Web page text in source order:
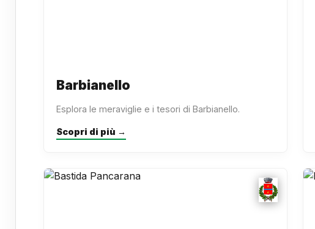
Barbianello
Esplora le meraviglie e i tesori di Barbianello.
Scopri di più →